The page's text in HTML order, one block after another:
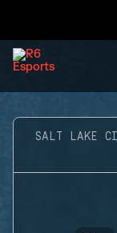
SALT LAKE